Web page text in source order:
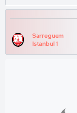
Sarreguem
Istanbul 1